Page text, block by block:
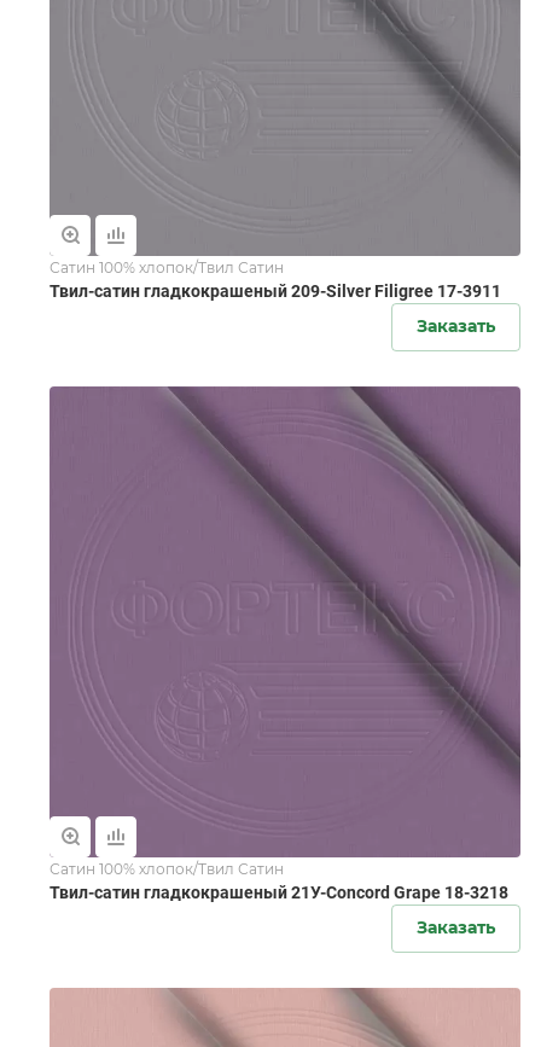
Сатин 100% хлопок/Твил Сатин
Твил-сатин гладкокрашеный 209-Silver Filigree 17-3911
Заказать
Сатин 100% хлопок/Твил Сатин
Твил-сатин гладкокрашеный 21У-Concord Grape 18-3218
Заказать